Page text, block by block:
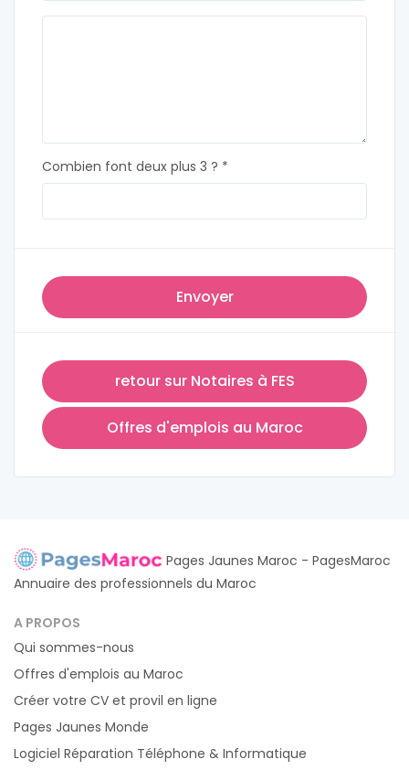
Combien font deux plus 3 ? *
Envoyer
retour sur Notaires à FES
Offres d'emplois au Maroc
Pages Jaunes Maroc - PagesMaroc
Annuaire des professionnels du Maroc
A PROPOS
Qui sommes-nous
Offres d'emplois au Maroc
Créer votre CV et provil en ligne
Pages Jaunes Monde
Logiciel Réparation Téléphone & Informatique